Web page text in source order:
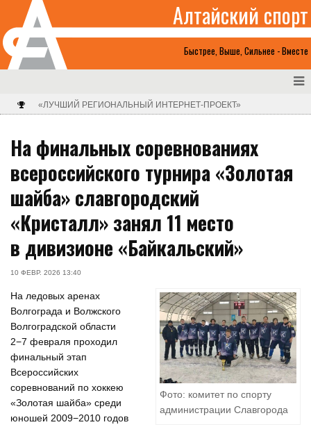
Быстрее, Выше, Сильнее - Вместе
Алтайский спорт
«ЛУЧШИЙ РЕГИОНАЛЬНЫЙ ИНТЕРНЕТ-ПРОЕКТ»
На финальных соревнованиях
всероссийского турнира «Золотая
шайба» славгородский
«Кристалл» занял 11 место
в дивизионе «Байкальский»
10 ФЕВР. 2026 13:40
Фото: комитет по спорту
администрации Славгорода
На ледовых аренах
Волгограда и Волжского
Волгоградской области
2−7 февраля проходил
финальный этап
Всероссийских
соревнований по хоккею
«Золотая шайба» среди
юношей 2009−2010 годов